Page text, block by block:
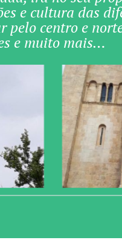
e cultura das
centro e
e muito mais…